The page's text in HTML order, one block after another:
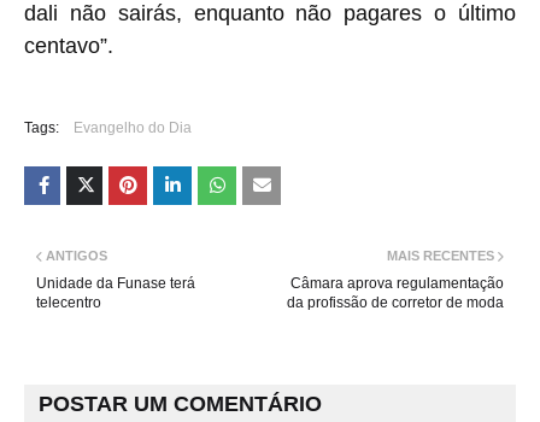
dali não sairás, enquanto não pagares o último
centavo”.
Tags: Evangelho do Dia
MAIS RECENTES
Câmara aprova regulamentação
da profissão de corretor de moda
ANTIGOS
Unidade da Funase terá
telecentro
POSTAR UM COMENTÁRIO